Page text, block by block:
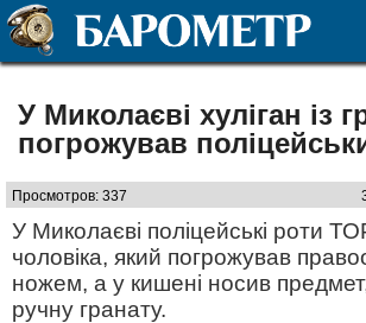
У Миколаєві хуліган із
погрожував
Просмотров: 337
У Миколаєві поліцейські роти
чоловіка, який погрожував
ножем, а у кишені носив
ручну гранату.